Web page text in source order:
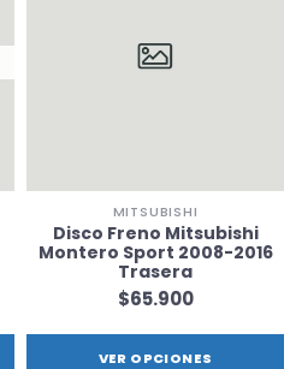
MITSUBISHI
Disco Freno Mitsubishi
Montero Sport 2008-2016
Trasera
$65.900
VER OPCIONES